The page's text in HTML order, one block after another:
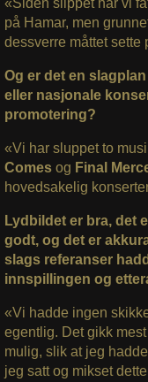
«Siden slippet har vi
på Hamar, men
dessverre måttet sette
Og er det en
eller nasjonale
promotering?
«Vi har sluppet to
Comesog Final
hovedsakelig
Lydbildet er bra, det
godt, og det er
slags referanser
innspillingen og
«Vi hadde ingen
egentlig. Det gikk
mulig, slik at jeg
jeg satt og mikset